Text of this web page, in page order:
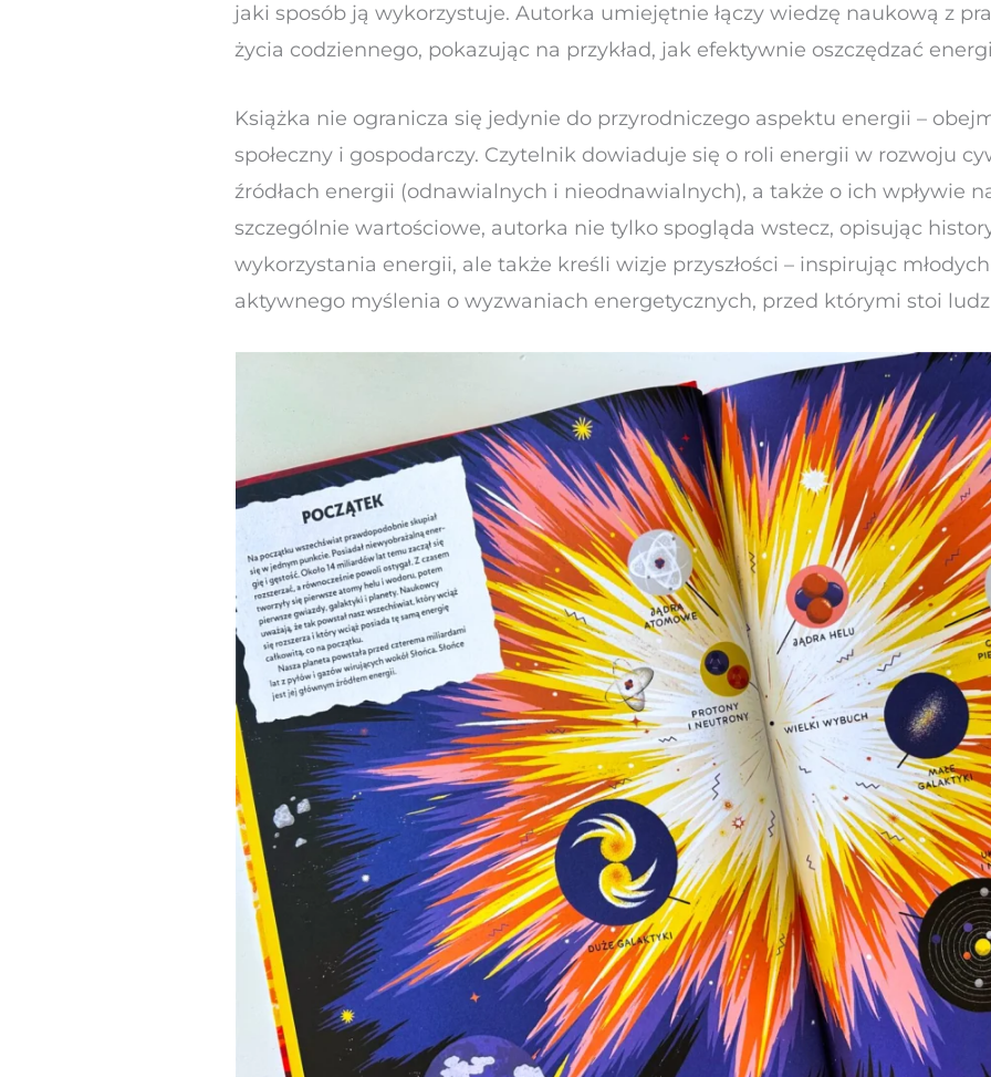
jaki sposób ją wykorzystuje. Autorka umiejętnie łączy wiedzę naukową z
życia codziennego, pokazując na przykład, jak efektywnie oszczędzać
Książka nie ogranicza się jedynie do przyrodniczego aspektu energii –
społeczny i gospodarczy. Czytelnik dowiaduje się o roli energii w rozwoju
źródłach energii (odnawialnych i nieodnawialnych), a także o ich wpływie
szczególnie wartościowe, autorka nie tylko spogląda wstecz, opisując
wykorzystania energii, ale także kreśli wizje przyszłości – inspirując
aktywnego myślenia o wyzwaniach energetycznych, przed którymi stoi